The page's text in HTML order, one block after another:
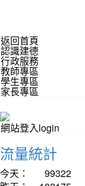
返回首頁
認識建德
行政服務
教師專區
學生專區
家長專區
網站登入login
流量統計
今天：
99322